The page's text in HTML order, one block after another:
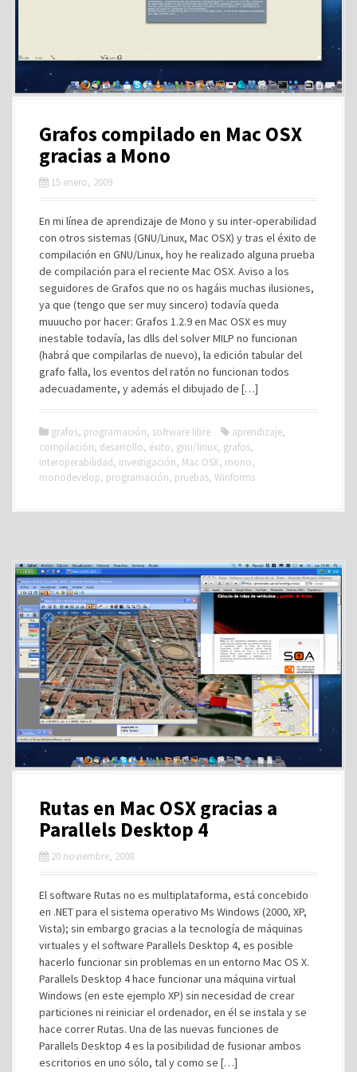
Grafos compilado en Mac OSX
gracias a Mono
15 enero, 2009
En mi línea de aprendizaje de Mono y su inter-operabilidad
con otros sistemas (GNU/Linux, Mac OSX) y tras el éxito de
compilación en GNU/Linux, hoy he realizado alguna prueba
de compilación para el reciente Mac OSX. Aviso a los
seguidores de Grafos que no os hagáis muchas ilusiones,
ya que (tengo que ser muy sincero) todavía queda
muuucho por hacer: Grafos 1.2.9 en Mac OSX es muy
inestable todavía, las dlls del solver MILP no funcionan
(habrá que compilarlas de nuevo), la edición tabular del
grafo falla, los eventos del ratón no funcionan todos
adecuadamente, y además el dibujado de […]
grafos, programación, software libre aprendizaje,
compilación, desarrollo, éxito, gnu/linux, grafos,
interoperabilidad, investigación, Mac OSX, mono,
monodevelop, programación, pruebas, Winforms
Rutas en Mac OSX gracias a
Parallels Desktop 4
20 noviembre, 2008
El software Rutas no es multiplataforma, está concebido
en .NET para el sistema operativo Ms Windows (2000, XP,
Vista); sin embargo gracias a la tecnología de máquinas
virtuales y el software Parallels Desktop 4, es posible
hacerlo funcionar sin problemas en un entorno Mac OS X.
Parallels Desktop 4 hace funcionar una máquina virtual
Windows (en este ejemplo XP) sin necesidad de crear
particiones ni reiniciar el ordenador, en él se instala y se
hace correr Rutas. Una de las nuevas funciones de
Parallels Desktop 4 es la posibilidad de fusionar ambos
escritorios en uno sólo, tal y como se […]